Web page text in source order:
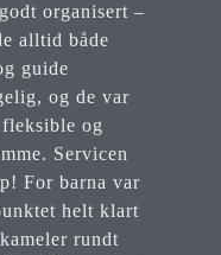
organisert –
alltid både
guide
og de var
og
Servicen
For barna var
helt klart
rundt